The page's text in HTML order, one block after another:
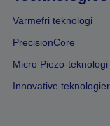
Varmefri teknologi
PrecisionCore
Micro Piezo-teknologi
Innovative teknologier